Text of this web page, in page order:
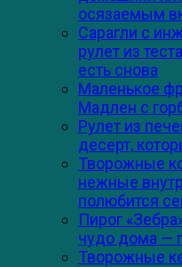
осязаемым
Сарагли с
рулет из
есть снова
Маленькое
Мадлен с
Рулет из
десерт,
Творожные
нежные
полюбится
Пирог
чудо дома —
Творожные